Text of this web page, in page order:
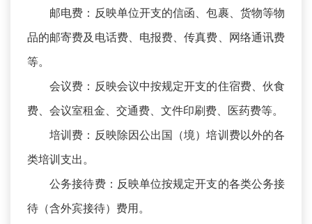
邮电费：反映单位开支的信函、包裹、货物等物
品的邮寄费及电话费、电报费、传真费、网络通讯费
等。
会议费：反映会议中按规定开支的住宿费、伙食
费、会议室租金、交通费、文件印刷费、医药费等。
培训费：反映除因公出国（境）培训费以外的各
类培训支出。
公务接待费：反映单位按规定开支的各类公务接
待（含外宾接待）费用。